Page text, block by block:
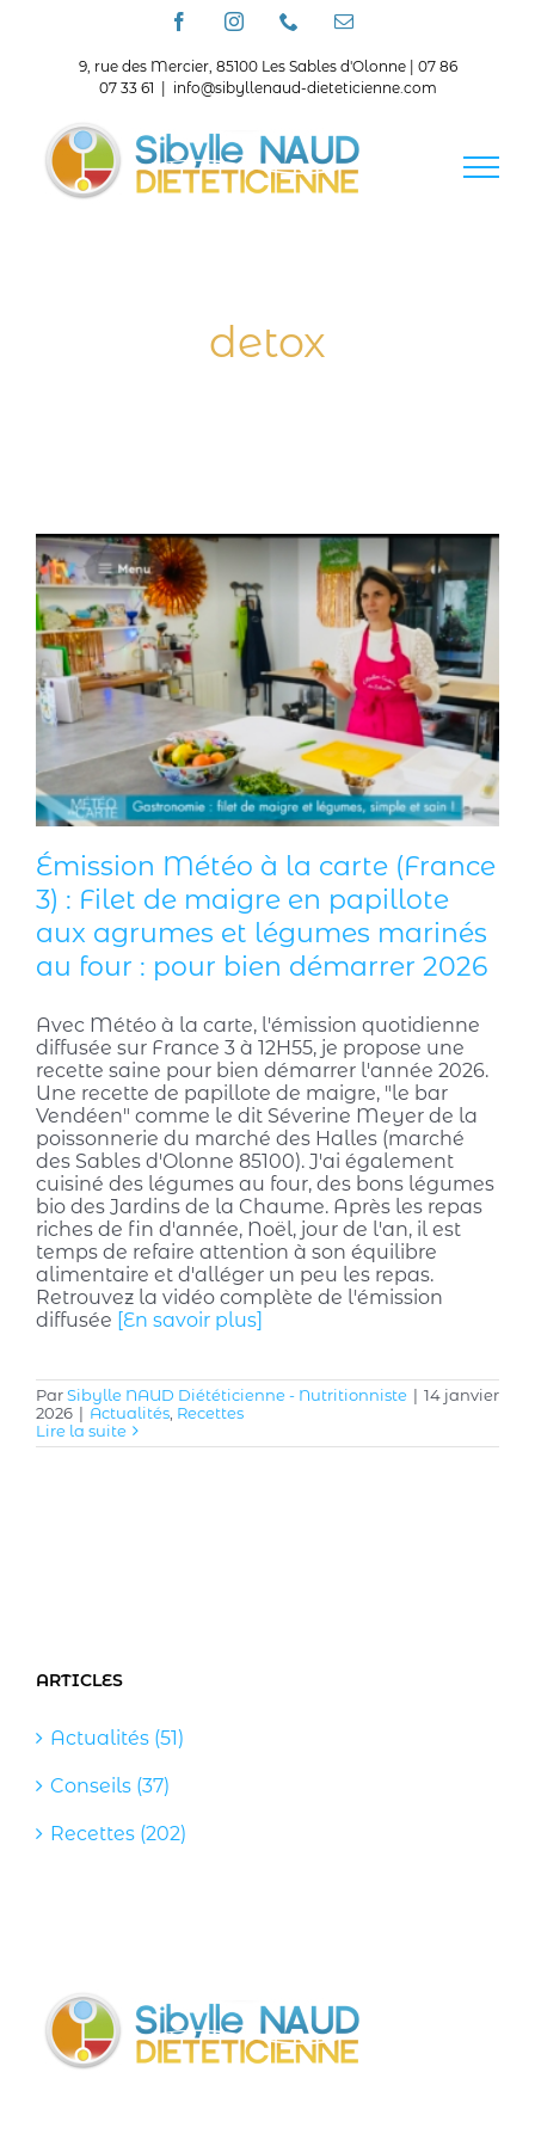
FacebookInstagramTéléphoneEmail
9, rue des Mercier, 85100 Les Sables d'Olonne | 07 86
07 33 61
info@sibyllenaud-dieteticienne.com
detox
Émission Météo à la carte (France
3) : Filet de maigre en papillote
aux agrumes et légumes marinés
au four : pour bien démarrer 2026
Avec Météo à la carte, l'émission quotidienne
diffusée sur France 3 à 12H55, je propose une
recette saine pour bien démarrer l'année 2026.
Une recette de papillote de maigre, "le bar
Vendéen" comme le dit Séverine Meyer de la
poissonnerie du marché des Halles (marché
des Sables d'Olonne 85100). J'ai également
cuisiné des légumes au four, des bons légumes
bio des Jardins de la Chaume. Après les repas
riches de fin d'année, Noël, jour de l'an, il est
temps de refaire attention à son équilibre
alimentaire et d'alléger un peu les repas.
Retrouvez la vidéo complète de l'émission
diffusée [En savoir plus]
ParSibylle NAUD Diététicienne - Nutritionniste | 14 janvier
2026 | Actualités, Recettes
Lire la suite
ARTICLES
Actualités (51)
Conseils (37)
Recettes (202)